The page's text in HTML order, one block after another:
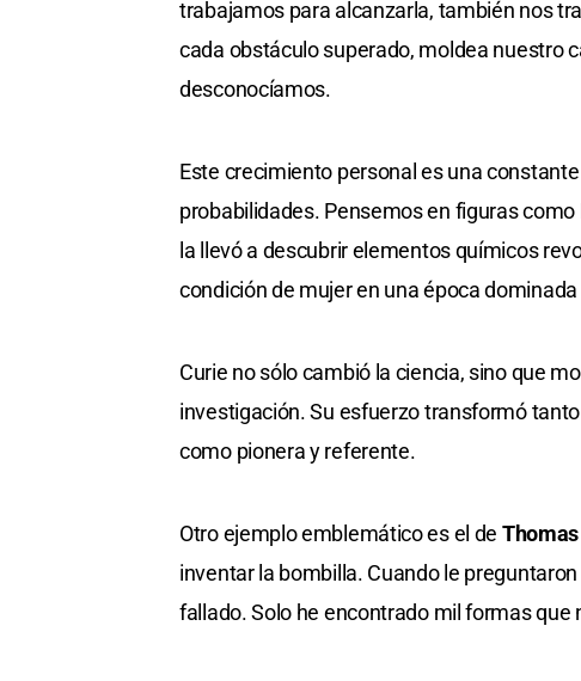
trabajamos para alcanzarla, también nos
cada obstáculo superado, moldea nuestro
desconocíamos.
Este crecimiento personal es una
probabilidades. Pensemos en figuras
la llevó a descubrir elementos químicos
condición de mujer en una época
Curie no sólo cambió la ciencia, sino que
investigación. Su esfuerzo transformó
como pionera y referente.
Otro ejemplo emblemático es el de
inventar la bombilla. Cuando le
fallado. Solo he encontrado mil formas que